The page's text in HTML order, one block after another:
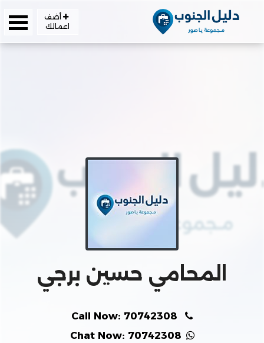
أضف
اعمالك
المحامي حسين برجي
Call Now: 70742308
Chat Now: 70742308